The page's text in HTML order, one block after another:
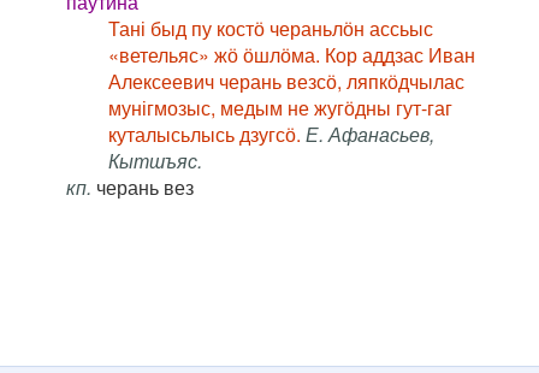
Тані быд пу костӧ чераньлӧн ассьыс
«ветельяс» жӧ ӧшлӧма. Кор аддзас Иван
Алексеевич черань везсӧ, ляпкӧдчылас
мунігмозыс, медым не жугӧдны гут-гаг
куталысьлысь дзугсӧ. Е. Афанасьев,
Кытшъяс.
кп. черань вез